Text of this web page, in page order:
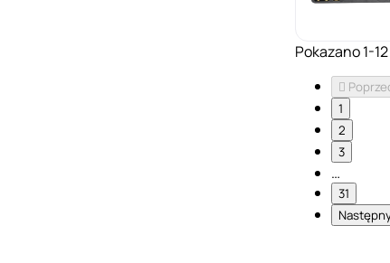
Pokazano 1-

1
2
3
…
31